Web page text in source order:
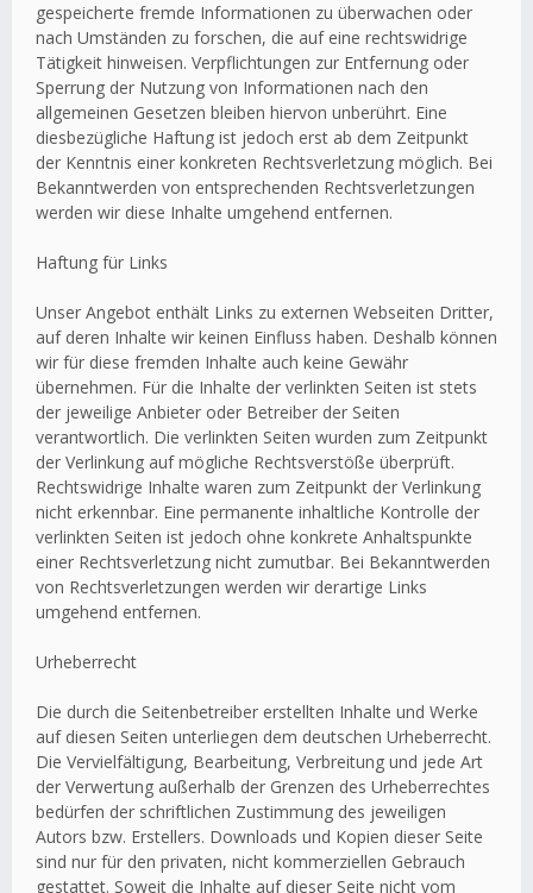
gespeicherte fremde Informationen zu überwachen oder
nach Umständen zu forschen, die auf eine rechtswidrige
Tätigkeit hinweisen. Verpflichtungen zur Entfernung oder
Sperrung der Nutzung von Informationen nach den
allgemeinen Gesetzen bleiben hiervon unberührt. Eine
diesbezügliche Haftung ist jedoch erst ab dem Zeitpunkt
der Kenntnis einer konkreten Rechtsverletzung möglich. Bei
Bekanntwerden von entsprechenden Rechtsverletzungen
werden wir diese Inhalte umgehend entfernen.
Haftung für Links
Unser Angebot enthält Links zu externen Webseiten Dritter,
auf deren Inhalte wir keinen Einfluss haben. Deshalb können
wir für diese fremden Inhalte auch keine Gewähr
übernehmen. Für die Inhalte der verlinkten Seiten ist stets
der jeweilige Anbieter oder Betreiber der Seiten
verantwortlich. Die verlinkten Seiten wurden zum Zeitpunkt
der Verlinkung auf mögliche Rechtsverstöße überprüft.
Rechtswidrige Inhalte waren zum Zeitpunkt der Verlinkung
nicht erkennbar. Eine permanente inhaltliche Kontrolle der
verlinkten Seiten ist jedoch ohne konkrete Anhaltspunkte
einer Rechtsverletzung nicht zumutbar. Bei Bekanntwerden
von Rechtsverletzungen werden wir derartige Links
umgehend entfernen.
Urheberrecht
Die durch die Seitenbetreiber erstellten Inhalte und Werke
auf diesen Seiten unterliegen dem deutschen Urheberrecht.
Die Vervielfältigung, Bearbeitung, Verbreitung und jede Art
der Verwertung außerhalb der Grenzen des Urheberrechtes
bedürfen der schriftlichen Zustimmung des jeweiligen
Autors bzw. Erstellers. Downloads und Kopien dieser Seite
sind nur für den privaten, nicht kommerziellen Gebrauch
gestattet. Soweit die Inhalte auf dieser Seite nicht vom